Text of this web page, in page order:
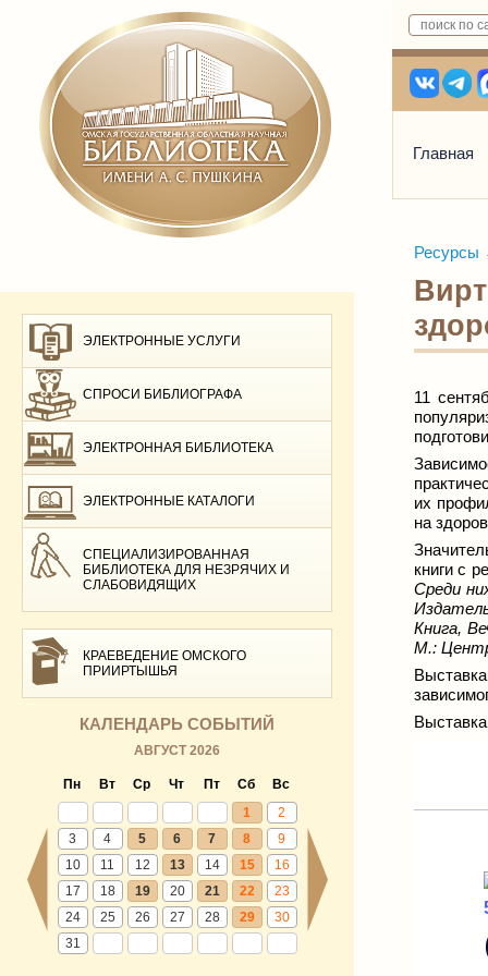
Главная
ЭЛЕКТРОННЫЕ УСЛУГИ
СПРОСИ БИБЛИОГРАФА
ЭЛЕКТРОННАЯ БИБЛИОТЕКА
ЭЛЕКТРОННЫЕ КАТАЛОГИ
СПЕЦИАЛИЗИРОВАННАЯ
БИБЛИОТЕКА ДЛЯ НЕЗРЯЧИХ И
СЛАБОВИДЯЩИХ
КРАЕВЕДЕНИЕ ОМСКОГО
ПРИИРТЫШЬЯ
КАЛЕНДАРЬ СОБЫТИЙ
АВГУСТ 2026
Пн Вт Ср Чт Пт Сб
Вс
1
2
3
4 5 6 7 8
9
10
11 12 13 14 15
16
17
18 19 20 21 22
23
24
25 26 27 28 29
30
31
Ресурсы
11
их
на
книги с
Среди
Книга,
М.: